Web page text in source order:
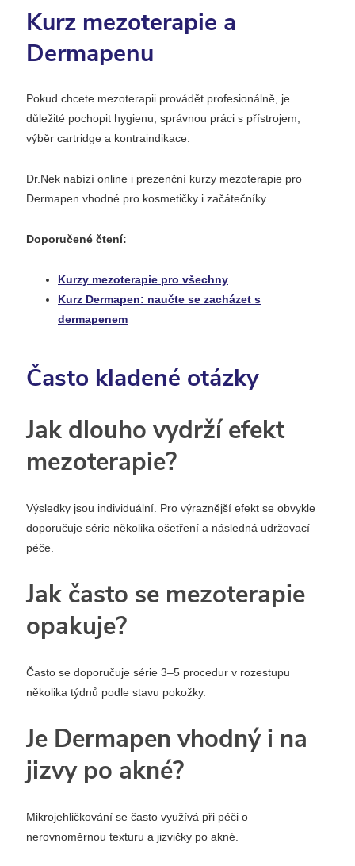
Kurz mezoterapie a
Dermapenu
Pokud chcete mezoterapii provádět profesionálně, je
důležité pochopit hygienu, správnou práci s přístrojem,
výběr cartridge a kontraindikace.
Dr.Nek nabízí online i prezenční kurzy mezoterapie pro
Dermapen vhodné pro kosmetičky i začátečníky.
Doporučené čtení:
Kurzy mezoterapie pro všechny
Kurz Dermapen: naučte se zacházet s
dermapenem
Často kladené otázky
Jak dlouho vydrží efekt
mezoterapie?
Výsledky jsou individuální. Pro výraznější efekt se obvykle
doporučuje série několika ošetření a následná udržovací
péče.
Jak často se mezoterapie
opakuje?
Často se doporučuje série 3–5 procedur v rozestupu
několika týdnů podle stavu pokožky.
Je Dermapen vhodný i na
jizvy po akné?
Mikrojehličkování se často využívá při péči o
nerovnoměrnou texturu a jizvičky po akné.